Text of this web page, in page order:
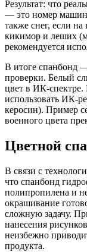
Результат: что
— это номер
также снег, если
кикимор и леших
рекомендуется
В итоге спанбонд
проверки. Белый
цвет в ИК-спектре.
использовать ИК-
керосин). Пример
военного цвета
Цветной
В связи с
что спанбонд
полипропилена и
окрашивание
сложную задачу.
нанесения
неизбежно
продукта.